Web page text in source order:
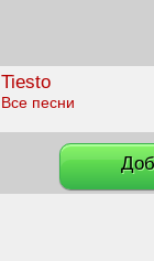
Tiesto
Все песни